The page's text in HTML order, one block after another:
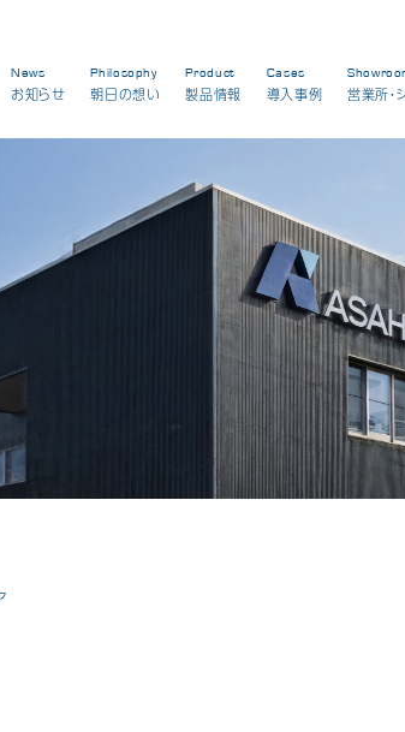
News
お知らせ
Philosophy
朝日の想い
Product
製品情報
Cases
導入事例
営業所・